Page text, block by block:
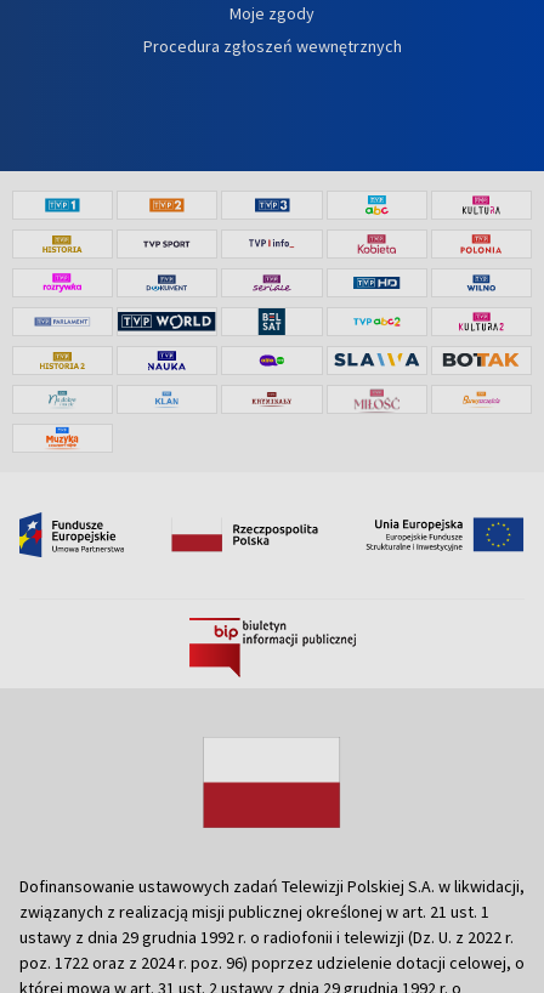
Moje zgody
Procedura zgłoszeń wewnętrznych
Dofinansowanie ustawowych zadań Telewizji Polskiej S.A. w likwidacji,
związanych z realizacją misji publicznej określonej w art. 21 ust. 1
ustawy z dnia 29 grudnia 1992 r. o radiofonii i telewizji (Dz. U. z 2022 r.
poz. 1722 oraz z 2024 r. poz. 96) poprzez udzielenie dotacji celowej, o
której mowa w art. 31 ust. 2 ustawy z dnia 29 grudnia 1992 r. o